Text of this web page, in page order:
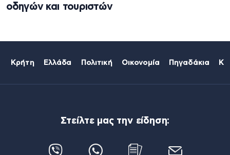
οδηγών και τουριστών
Κρήτη Ελλάδα Πολιτική Οικονομία Πηγαδάκια
Στείλτε μας την είδηση: